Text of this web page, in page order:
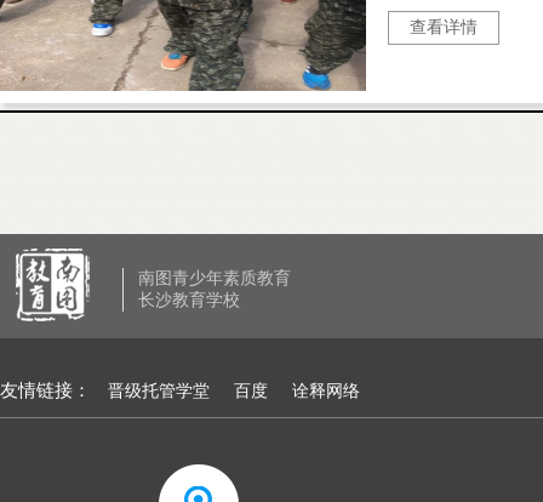
散、性格柔弱，与父
过万老师及心理老师
查看详情
南图青少年素质教育
长沙教育学校
友情链接： 晋级托管学堂 百度 诠释网络